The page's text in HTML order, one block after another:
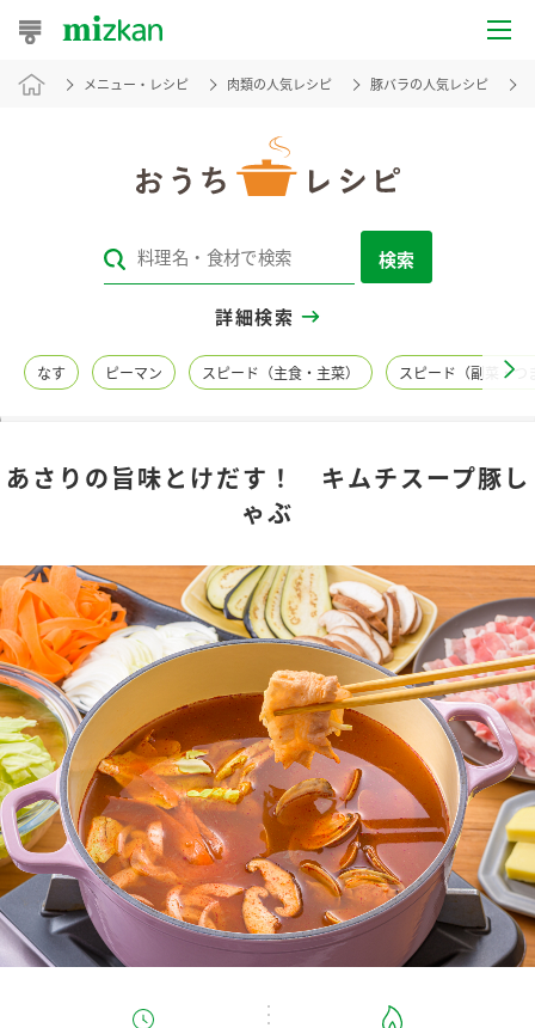
おうちレシピ
レシピカテゴリ一覧
レシピ名特集
商品情報
酢 調味酢
お酢ドリンク ぽん酢
みりん風・料理酒 鍋用調味料
つゆ たれ
スープ
新商品一覧
キャンペーン情報
ブランド・スペシャルサイト
ブランド・スペシャルサイト トップ
商品ブランドサイト
Fibee（ファイビー）
くらしプラ酢
カンタン酢
企業情報
国内事業概要
ミツカングループについて
企業理念
ミツカンを知る
メニュー・レシピ 肉類の人気レシピ 豚バラの人気レシピ
検索
詳細検索
なす ピーマン スピード（主食・主菜） スピード（副菜・つ
あさりの旨味とけだす！ キムチスープ豚し
ゃぶ